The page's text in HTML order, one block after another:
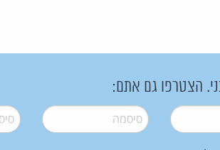
הצטרפו גם אתם:
סיסמה*